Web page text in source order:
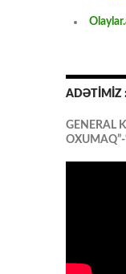
ADƏTİMİZ :
GENERAL